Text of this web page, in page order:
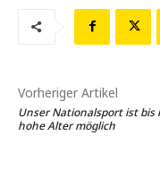
Vorheriger Artikel
Unser Nationalsport ist bis
hohe Alter möglich